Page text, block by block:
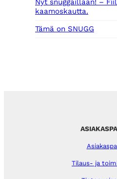
kaamoskautta.
Tämä on SNUGG
Tilaus- ja